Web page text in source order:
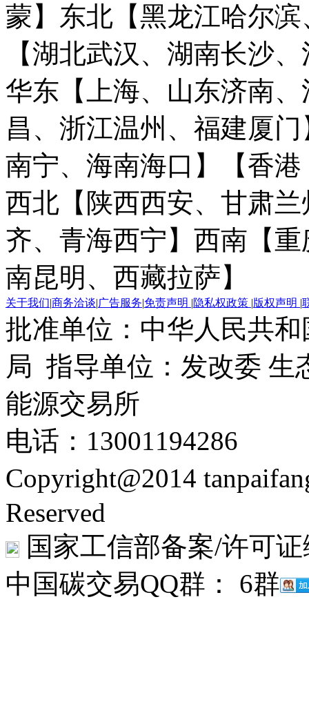
蒙】 东北【黑龙江哈尔
【湖北武汉、湖南长沙
华东【上海、山东济南
昌、浙江温州、福建厦门
南宁、海南海口】
【香
西北【陕西西安、甘肃
齐、青海西宁】 西南【
南昆明、西藏拉萨】
关于我们|商务洽谈|广告服务|免责声明 |隐私权政策 |版权声明 |
批准单位：中华人民共
局 指导单位：发改委 生
能源交易所
电话：13001194286
Copyright@2014
Reserved
国家工信部备案/许可
中国碳交易QQ群： 6群